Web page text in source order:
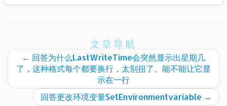
文章导航
← 回答为什么LastWriteTime会突然显示出星期几
了，这种格式每个都要换行，太别扭了。能不能让它显
示在一行
回答更改环境变量SetEnvironmentvariable →